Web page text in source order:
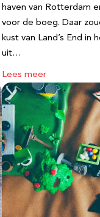
haven van Rotterdam
voor de boeg. Daar
kust van Land’s End in
uit…
Lees meer